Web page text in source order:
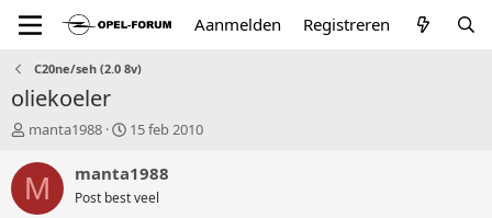
Aanmelden Registreren
C20ne/seh (2.0 8v)
oliekoeler
T
p
i
manta1988
S
a
t
15 feb 2010
M manta1988
Post best veel